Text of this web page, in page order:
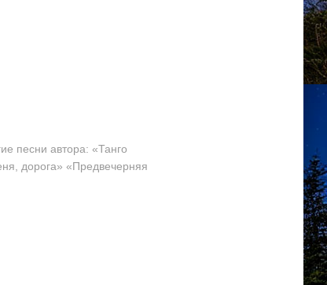
песни автора: «Танго
дорога» «Предвечерняя